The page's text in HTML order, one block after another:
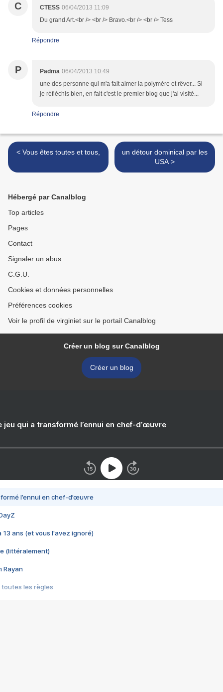
C CTESS 06/04/2013 11:09
Du grand Art.<br /> <br /> Bravo.<br /> <br /> Tess
Répondre
P Padma 06/04/2013 10:49
une des personne qui m'a fait aimer la polymère et rêver... Si
je réfléchis bien, en fait c'est le premier blog que j'ai visité...
Répondre
< Vous êtes toutes et tous,
un détour dominical par les
USA >
Hébergé par Canalblog
Top articles
Pages
Contact
Signaler un abus
C.G.U.
Cookies et données personnelles
Préférences cookies
Voir le profil de virginiet sur le portail Canalblog
Créer un blog sur Canalblog
Créer un blog
jeu qui a transformé l’ennui en chef-d’œuvre
l’ennui en chef-d’œuvre
13 ans (et vous l'avez ignoré)
(littéralement)
Rayan
toutes les règles